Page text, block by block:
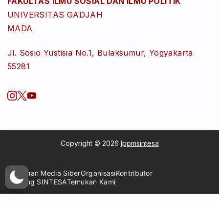
UNIVERSITAS GADJAH
MADA
Jl. Sosio Yustisia No.1, Bulaksumur, Yogyakarta
55281
Copyright © 2026 lppmsintesa
Pedoman Media SiberOrganisasiKontributor
Tentang SINTESATemukan Kami